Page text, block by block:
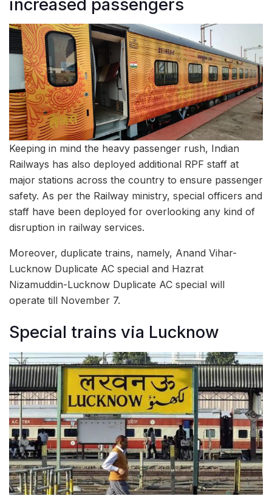
increased passengers
Keeping in mind the heavy passenger rush, Indian
Railways has also deployed additional RPF staff at
major stations across the country to ensure passenger
safety. As per the Railway ministry, special officers and
staff have been deployed for overlooking any kind of
disruption in railway services.
Moreover, duplicate trains, namely, Anand Vihar-
Lucknow Duplicate AC special and Hazrat
Nizamuddin-Lucknow Duplicate AC special will
operate till November 7.
Special trains via Lucknow